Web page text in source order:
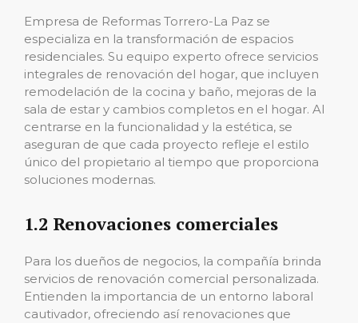
Empresa de Reformas Torrero-La Paz se
especializa en la transformación de espacios
residenciales. Su equipo experto ofrece servicios
integrales de renovación del hogar, que incluyen
remodelación de la cocina y baño, mejoras de la
sala de estar y cambios completos en el hogar. Al
centrarse en la funcionalidad y la estética, se
aseguran de que cada proyecto refleje el estilo
único del propietario al tiempo que proporciona
soluciones modernas.
1.2 Renovaciones comerciales
Para los dueños de negocios, la compañía brinda
servicios de renovación comercial personalizada.
Entienden la importancia de un entorno laboral
cautivador, ofreciendo así renovaciones que